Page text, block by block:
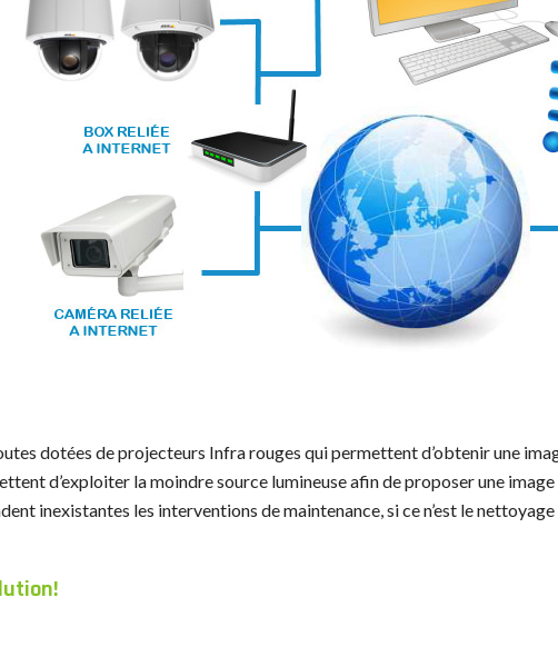
dotées de projecteurs Infra rouges qui permettent d’obtenir une
d’exploiter la moindre source lumineuse afin de proposer une
inexistantes les interventions de maintenance, si ce n’est le